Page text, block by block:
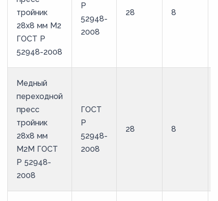
тройник
28х8 мм М2
ГОСТ Р
52948-2008
Р
52948-
2008
28 8
Медный
переходной
пресс
тройник
28х8 мм
М2М ГОСТ
Р 52948-
2008
ГОСТ
Р
52948-
2008
28 8